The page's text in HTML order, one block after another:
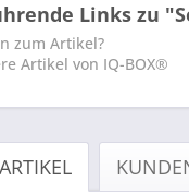
Links zu
zum Artikel?
Artikel von IQ-BOX®